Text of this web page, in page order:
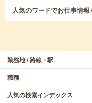
人気のワードでお仕事情報
勤務地 / 路線・駅
職種
人気の検索インデックス